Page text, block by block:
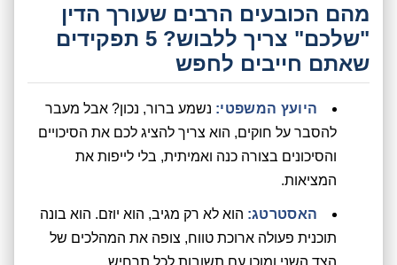
מהם הכובעים הרבים שעורך הדין
"שלכם" צריך ללבוש? 5 תפקידים
שאתם חייבים לחפש
היועץ המשפטי: נשמע ברור, נכון? אבל מעבר
להסבר על חוקים, הוא צריך להציג לכם את הסיכויים
והסיכונים בצורה כנה ואמיתית, בלי לייפות את
המציאות.
האסטרטג: הוא לא רק מגיב, הוא יוזם. הוא בונה
תוכנית פעולה ארוכת טווח, צופה את המהלכים של
הצד השני ומוכן עם תשובות לכל תרחיש.